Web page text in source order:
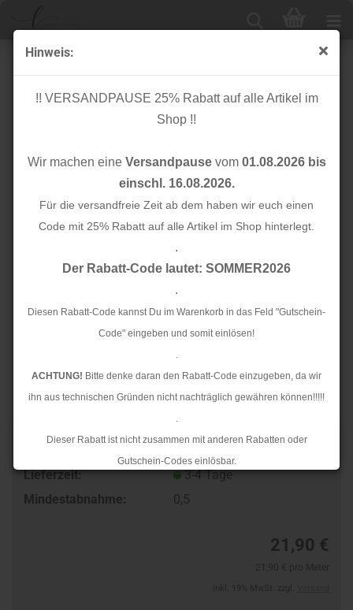
Hinweis:
!! VERSANDPAUSE 25% Rabatt auf alle Artikel im
Shop !!
Wir machen eine Versandpausevom 01.08.2026 bis
einschl. 16.08.2026.
Für die versandfreie Zeit ab dem haben wir euch einen
Code mit 25% Rabatt auf alle Artikel im Shop hinterlegt.
.
Der Rabatt-Code lautet: SOMMER2026
.
Diesen Rabatt-Code kannst Du im Warenkorb in das Feld "Gutschein-
Code" eingeben und somit einlösen!
.
ACHTUNG! Bitte denke daran den Rabatt-Code einzugeben, da wir
ihn aus technischen Gründen nicht nachträglich gewähren können!!!!!
.
Dieser Rabatt ist nicht zusammen mit anderen Rabatten oder
Gutschein-Codes einlösbar.
.
Ab dem 17.08.2026 versenden wir wieder wie gewohnt. Aufgrund des
Baumwolle - Strawberry Fields Laurel - navy - by Rifle
Paper Co.
Lieferzeit:
3-4 Tage
Mindestabnahme:
0,5
21,90 €